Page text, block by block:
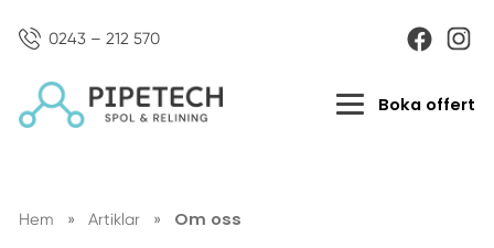
0243 – 212 570
Boka offert
Hem » Artiklar » Om oss